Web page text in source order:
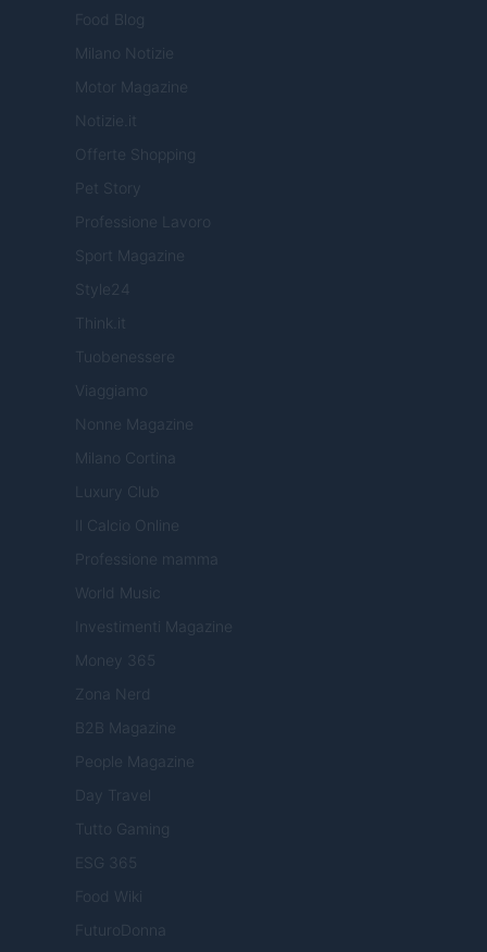
Food Blog
Milano Notizie
Motor Magazine
Notizie.it
Offerte Shopping
Pet Story
Professione Lavoro
Sport Magazine
Style24
Think.it
Tuobenessere
Viaggiamo
Nonne Magazine
Milano Cortina
Luxury Club
Il Calcio Online
Professione mamma
World Music
Investimenti Magazine
Money 365
Zona Nerd
B2B Magazine
People Magazine
Day Travel
Tutto Gaming
ESG 365
Food Wiki
FuturoDonna